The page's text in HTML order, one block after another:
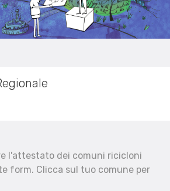
l'attestato dei comuni ricicloni
form. Clicca sul tuo comune per